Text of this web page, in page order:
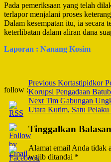
Pada pemeriksaan yang telah
terlapor menjalani proses
Dalam kesempatan itu, ia secara
keterlibatan dalam aliran dana
Laporan : Nanang Kosim
follow :
Post
Navigation
Previous Kortastipidkor
Korupsi Pengadaan
Next Tim Gabungan
Utara Kutim, Satu Pelaku
Tinggalkan Balasan
Alamat email Anda tidak
wajib ditandai *